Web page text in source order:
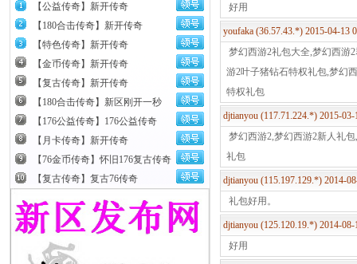
【公益传奇】新开传奇
【180合击传奇】新开传奇
【特色传奇】新开传奇
【金币传奇】新开传奇
【复古传奇】新开传奇
【180合击传奇】新区刚开一秒
【176公益传奇】176公益传奇
【月卡传奇】新开传奇
【76金币传奇】怀旧176复古传奇
【复古传奇】复古76传奇
登录送648充值卷
（创建角色时弹出界
第1天	四次元口袋、1000充值卷、珍稀仙兽·孙小圣、珍稀坐骑·山河卷
第2天	异形机关、变异6技能宠物
第3天	特权体验卡
第4天	圣兽·时空少女
第5天	稀有觉醒外观
每日幸
好用
youfaka (36.57.43.*) 2015-04-13
梦幻西游2礼包大全,梦幻西游
游2叶子猪钻石特权礼包,梦幻
特权礼包
djtianyou (117.71.224.*) 2015-
梦幻西游2,梦幻西游2新人礼
礼包
djtianyou (115.197.129.*) 2014-
礼包好用。
djtianyou (125.120.19.*) 2014-
好用